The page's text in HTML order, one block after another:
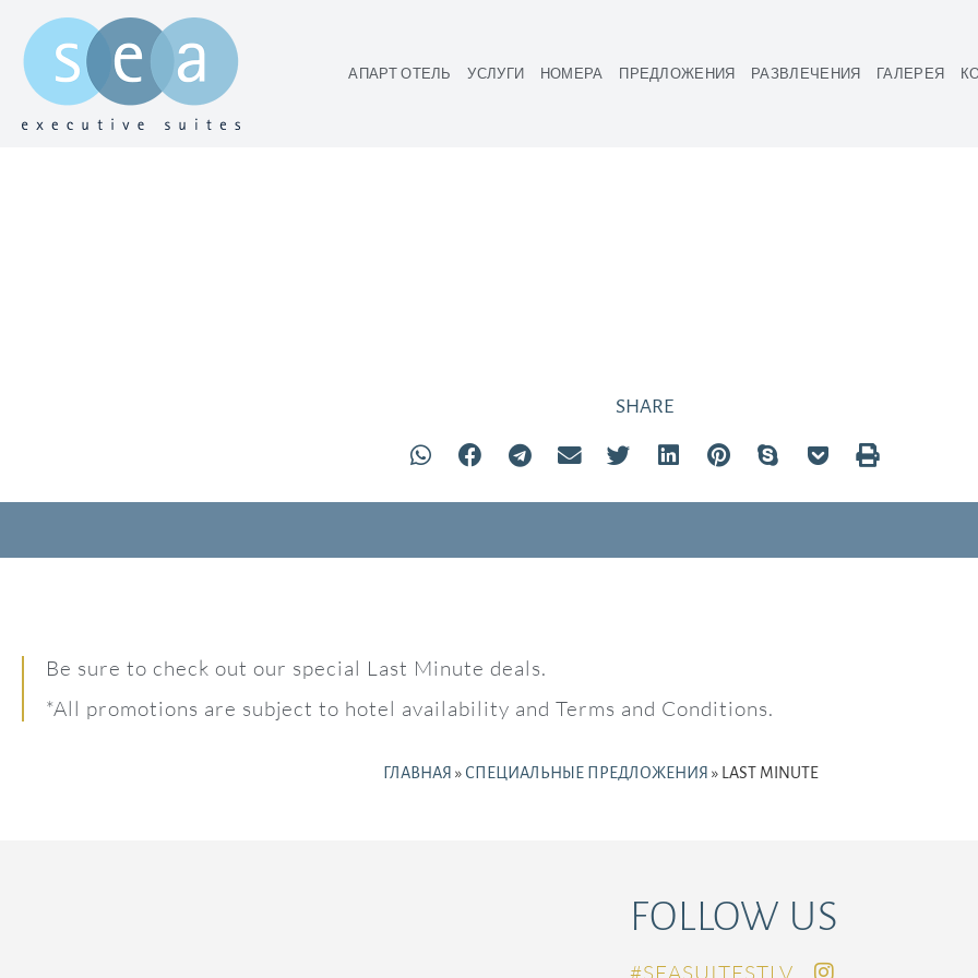
АПАРТ ОТЕЛЬ УСЛУГИ НОМЕРА ПРЕДЛОЖЕНИЯ РАЗВЛЕЧЕНИЯ ГАЛЕРЕЯ
SHARE
Be sure to check out our special Last Minute deals.
*All promotions are subject to hotel availability and Terms and Conditions.
ГЛАВНАЯ » СПЕЦИАЛЬНЫЕ ПРЕДЛОЖЕНИЯ » LAST MINUTE
FOLLOW US
SEASUITESTLV#